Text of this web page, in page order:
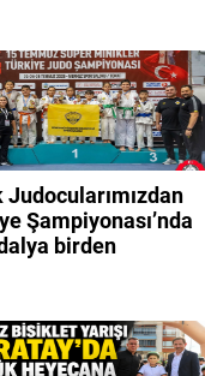
Şampiyonası’nda
birden